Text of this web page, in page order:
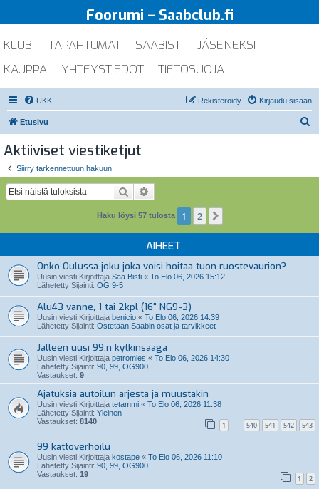
Foorumi – Saabclub.fi
KLUBI TAPAHTUMAT SAABISTI
JÄSENEKSI
KAUPPA
YHTEYSTIEDOT TIETOSUOJA
UKK Kirjaudu sisään
Rekisteröidy
Etusivu
Aktiiviset viestiketjut
Siirry tarkennettuun hakuun
Etsi
Haku löysi 57 tulosta 1 2
AIHEET
Onko Oulussa joku joka voisi hoitaa tuon ruostevaurion?
Uusin viesti Kirjoittaja Saa Bisti « To Elo 06, 2026 15:12
Lähetetty Sijainti: OG 9-5
Alu43 vanne, 1 tai 2kpl (16" NG9-3)
Uusin viesti Kirjoittaja benicio « To Elo 06, 2026 14:39
Lähetetty Sijainti: Ostetaan Saabin osat ja tarvikkeet
Jälleen uusi 99:n kytkinsaaga
Uusin viesti Kirjoittaja petromies « To Elo 06, 2026 14:30
Lähetetty Sijainti: 90, 99, OG900
Vastaukset: 9
Ajatuksia autoilun arjesta ja muustakin
Uusin viesti Kirjoittaja tetammi « To Elo 06, 2026 11:38
Lähetetty Sijainti: Yleinen
Vastaukset: 8140 1 540 541 542 543
99 kattoverhoilu
Uusin viesti Kirjoittaja kostape « To Elo 06, 2026 11:10
Lähetetty Sijainti: 90, 99, OG900
Vastaukset: 19 1 2